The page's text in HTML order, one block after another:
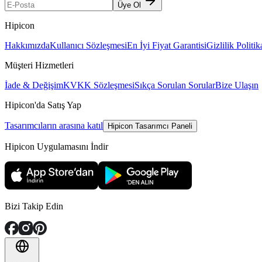
Üye Ol
Hipicon
HakkımızdaKullanıcı SözleşmesiEn İyi Fiyat GarantisiGizlilik
Müşteri Hizmetleri
İade & DeğişimKVKK SözleşmesiSıkça Sorulan SorularBize Ulaşın
Hipicon'da Satış Yap
Tasarımcıların arasına katıl Hipicon Tasarımcı Paneli
Hipicon Uygulamasını İndir
Bizi Takip Edin